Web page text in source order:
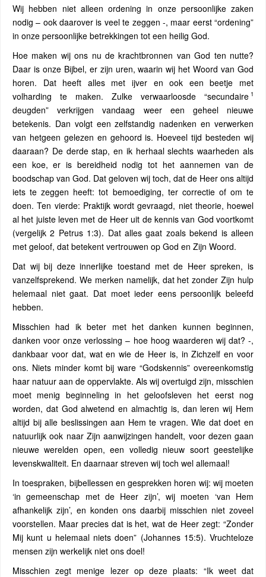
Wij hebben niet alleen ordening in onze persoonlijke zaken
nodig – ook daarover is veel te zeggen -, maar eerst “ordening”
in onze persoonlijke betrekkingen tot een heilig God.
Hoe maken wij ons nu de krachtbronnen van God ten nutte?
Daar is onze Bijbel, er zijn uren, waarin wij het Woord van God
horen. Dat heeft alles met ijver en ook een beetje met
volharding te maken. Zulke verwaarloosde “secundaire 1
deugden” verkrijgen vandaag weer een geheel nieuwe
betekenis. Dan volgt een zelfstandig nadenken en verwerken
van hetgeen gelezen en gehoord is. Hoeveel tijd besteden wij
daaraan? De derde stap, en ik herhaal slechts waarheden als
een koe, er is bereidheid nodig tot het aannemen van de
boodschap van God. Dat geloven wij toch, dat de Heer ons altijd
iets te zeggen heeft: tot bemoediging, ter correctie of om te
doen. Ten vierde: Praktijk wordt gevraagd, niet theorie, hoewel
al het juiste leven met de Heer uit de kennis van God voortkomt
(vergelijk 2 Petrus 1:3). Dat alles gaat zoals bekend is alleen
met geloof, dat betekent vertrouwen op God en Zijn Woord.
Dat wij bij deze innerlijke toestand met de Heer spreken, is
vanzelfsprekend. We merken namelijk, dat het zonder Zijn hulp
helemaal niet gaat. Dat moet ieder eens persoonlijk beleefd
hebben.
Misschien had ik beter met het danken kunnen beginnen,
danken voor onze verlossing – hoe hoog waarderen wij dat? -,
dankbaar voor dat, wat en wie de Heer is, in Zichzelf en voor
ons. Niets minder komt bij ware “Godskennis” overeenkomstig
haar natuur aan de oppervlakte. Als wij overtuigd zijn, misschien
moet menig beginneling in het geloofsleven het eerst nog
worden, dat God alwetend en almachtig is, dan leren wij Hem
altijd bij alle beslissingen aan Hem te vragen. Wie dat doet en
natuurlijk ook naar Zijn aanwijzingen handelt, voor dezen gaan
nieuwe werelden open, een volledig nieuw soort geestelijke
levenskwaliteit. En daarnaar streven wij toch wel allemaal!
In toespraken, bijbellessen en gesprekken horen wij: wij moeten
‘in gemeenschap met de Heer zijn’, wij moeten ‘van Hem
afhankelijk zijn’, en konden ons daarbij misschien niet zoveel
voorstellen. Maar precies dat is het, wat de Heer zegt: “Zonder
Mij kunt u helemaal niets doen” (Johannes 15:5). Vruchteloze
mensen zijn werkelijk niet ons doel!
Misschien zegt menige lezer op deze plaats: “Ik weet dat